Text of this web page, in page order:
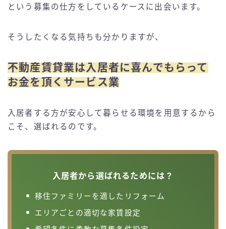
という募集の仕方をしているケースに出会います。
そうしたくなる気持ちも分かりますが、
不動産賃貸業は入居者に喜んでもらって
お金を頂くサービス業
入居者する方が安心して暮らせる環境を用意するから
こそ、選ばれるのです。
入居者から選ばれるためには？
移住ファミリーを適したリフォーム
エリアごとの適切な家賃設定